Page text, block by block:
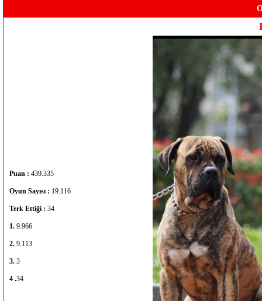
Puan : 439.335
Oyun Sayısı : 19.116
Terk Ettiği : 34
1. 9.966
2. 9.113
3. 3
4 .34